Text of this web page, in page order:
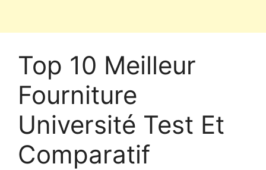
Top 10 Meilleur
Fourniture
Université Test Et
Comparatif